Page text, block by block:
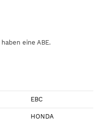
eine ABE.
EBC
HONDA